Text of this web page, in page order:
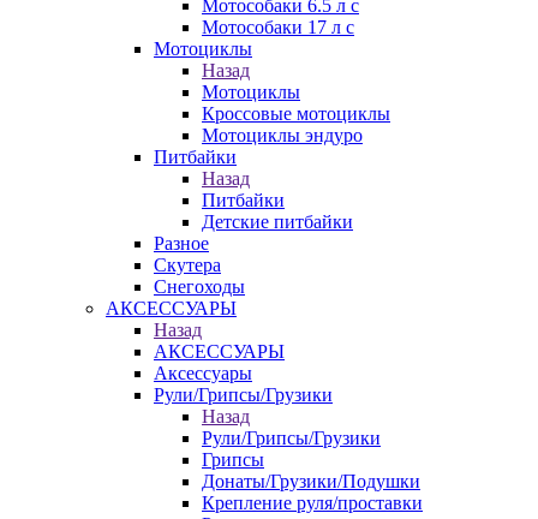
Мотособаки 6.5 л с
Мотособаки 17 л с
Мотоциклы
Назад
Мотоциклы
Кроссовые мотоциклы
Мотоциклы эндуро
Питбайки
Назад
Питбайки
Детские питбайки
Разное
Скутера
Снегоходы
АКСЕССУАРЫ
Назад
АКСЕССУАРЫ
Аксессуары
Рули/Грипсы/Грузики
Назад
Рули/Грипсы/Грузики
Грипсы
Донаты/Грузики/Подушки
Крепление руля/проставки